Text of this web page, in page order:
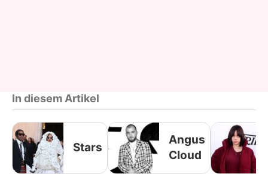
In diesem Artikel
Stars
Angus
Cloud